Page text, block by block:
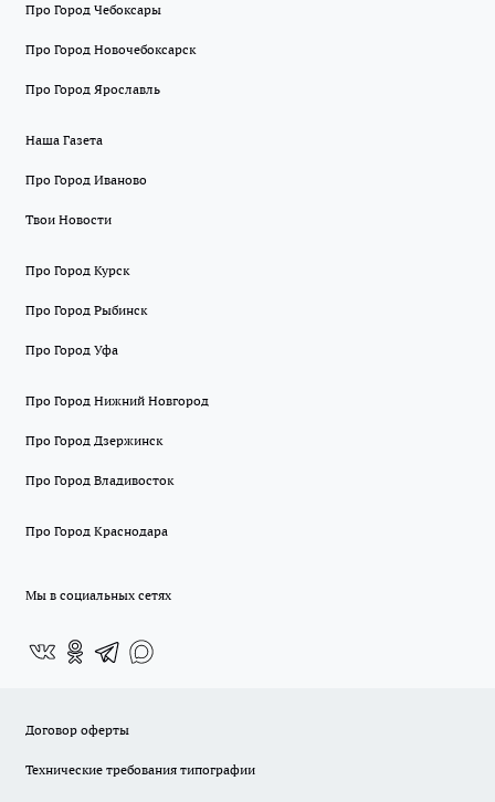
Про Город Чебоксары
Про Город Новочебоксарск
Про Город Ярославль
Наша Газета
Про Город Иваново
Твои Новости
Про Город Курск
Про Город Рыбинск
Про Город Уфа
Про Город Нижний Новгород
Про Город Дзержинск
Про Город Владивосток
Про Город Краснодара
Мы в социальных сетях
Договор оферты
Технические требования типографии